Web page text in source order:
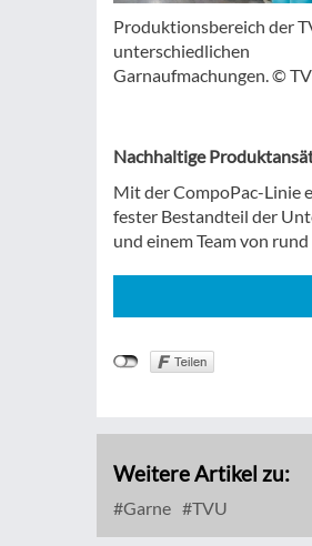
Produktionsbereich der
unterschiedlichen
Garnaufmachungen. ©
Nachhaltige
Mit der CompoPac-Linie
fester Bestandteil der
und einem Team von
Weitere Artikel zu:
Garne TVU